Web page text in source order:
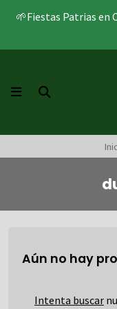
🌱Fiestas Patrias en
Aún no hay
Intenta buscar